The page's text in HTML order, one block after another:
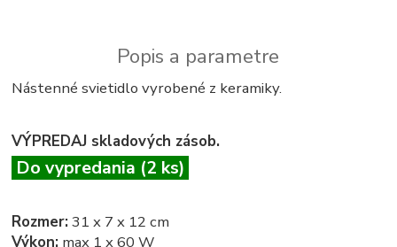
Popis a parametre
Nástenné svietidlo vyrobené z keramiky.
VÝPREDAJ skladových zásob.
Do vypredania (2 ks)
Rozmer: 31 x 7 x 12 cm
Výkon: max 1 x 60 W